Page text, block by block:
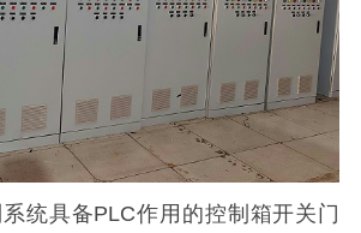
统具备PLC作用的控制箱开关门